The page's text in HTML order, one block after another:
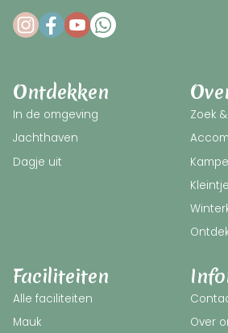
Zoek
Faciliteiten
Alle faciliteiten
Mauk
Ontdekken
In de omgeving
Jachthaven
Dagje uit
Over